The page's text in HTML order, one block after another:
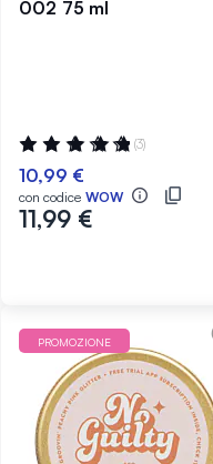
002 75 ml
Valutazione:
100%
(3)
10,99 €
con codice WOW
11,99 €
PROMOZIONE